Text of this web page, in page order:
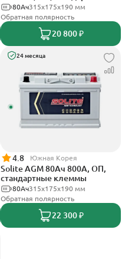
клеммы315x175x190 мм
80Ач
Обратная полярность
20 800 ₽
24 месяца
4.8 Южная Корея
Solite AGM 80Ач 800А, ОП,
стандартные клеммы
315x175x190 мм
80Ач
Обратная полярность
22 300 ₽